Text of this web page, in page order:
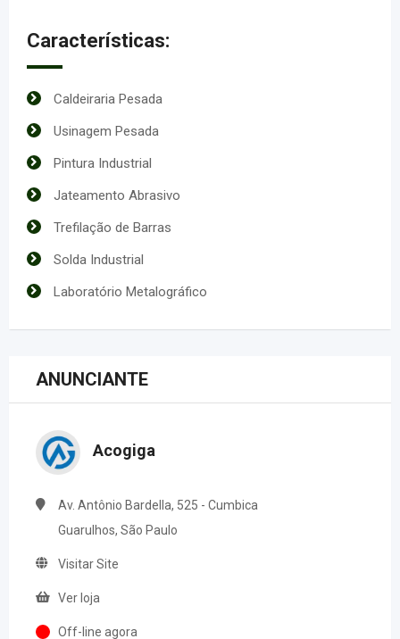
Características:
Caldeiraria Pesada
Usinagem Pesada
Pintura Industrial
Jateamento Abrasivo
Trefilação de Barras
Solda Industrial
Laboratório Metalográfico
ANUNCIANTE
Acogiga
Av. Antônio Bardella, 525 - Cumbica
Guarulhos, São Paulo
Visitar Site
Ver loja
Off-line agora